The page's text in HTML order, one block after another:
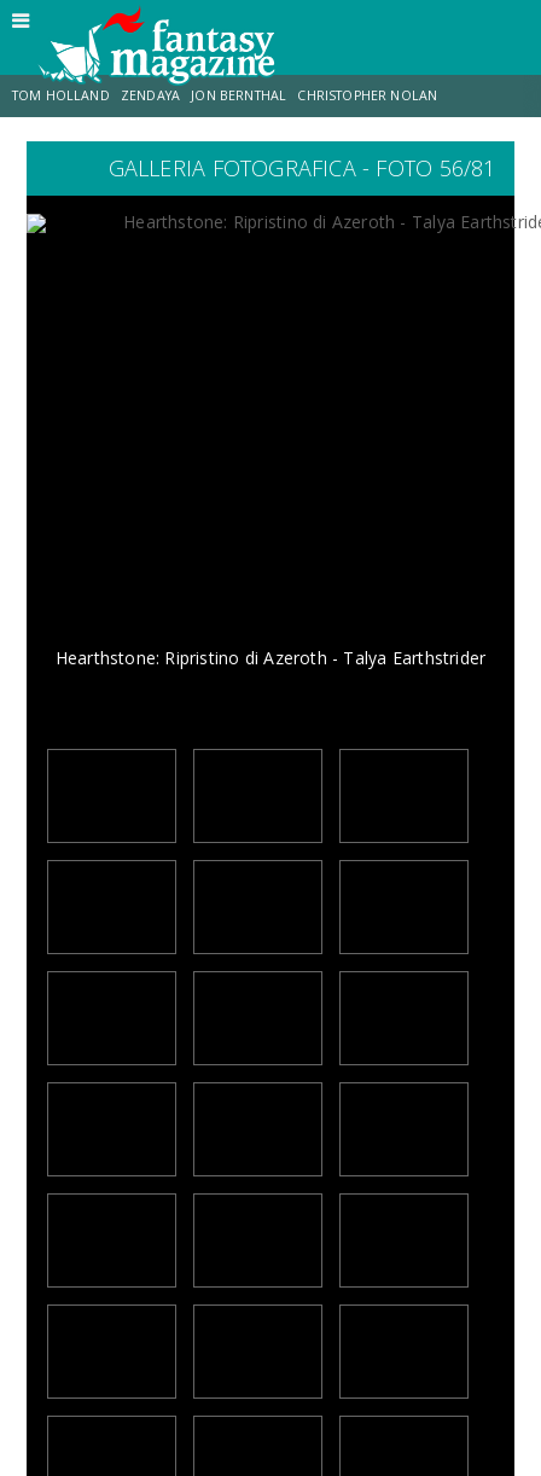
TOM HOLLAND ZENDAYA JON BERNTHAL CHRISTOPHER NOLAN
LUCCA COMICS & GAMES ODISSEA CHRIS MCKENNA
GALLERIA FOTOGRAFICA - FOTO 56/81
Hearthstone: Ripristino di Azeroth - Talya Earthstrider